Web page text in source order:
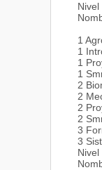
Nivel
1
1
1
1
2
2
2
2
3
3
Nivel